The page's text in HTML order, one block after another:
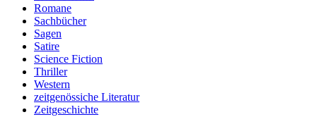
Romane
Sachbücher
Sagen
Satire
Science Fiction
Thriller
Western
zeitgenössiche Literatur
Zeitgeschichte